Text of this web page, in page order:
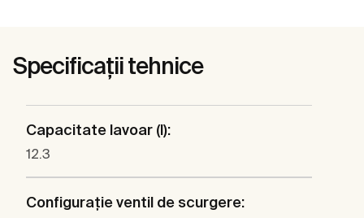
Specificații tehnice
Capacitate lavoar (l):
12.3
Configuraţie ventil de scurgere: